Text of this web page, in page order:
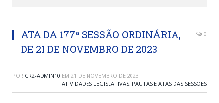
ATA DA 177ª SESSÃO ORDINÁRIA,
DE 21 DE NOVEMBRO DE 2023
0
POR CR2-ADMIN10 EM 21 DE NOVEMBRO DE 2023
ATIVIDADES LEGISLATIVAS, PAUTAS E ATAS DAS SESSÕES